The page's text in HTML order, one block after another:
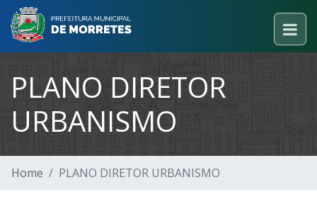
PLANO DIRETOR
URBANISMO
Home PLANO DIRETOR URBANISMO